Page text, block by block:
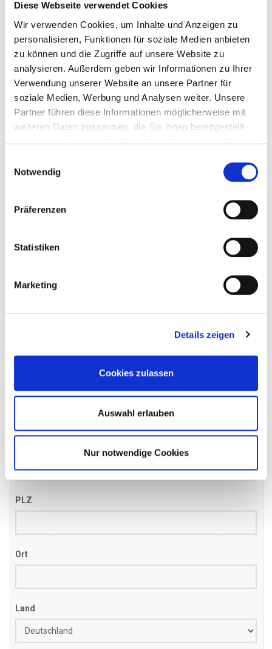
Diese Webseite verwendet Cookies
Wir verwenden Cookies, um Inhalte und Anzeigen zu
personalisieren, Funktionen für soziale Medien anbieten
zu können und die Zugriffe auf unsere Website zu
analysieren. Außerdem geben wir Informationen zu Ihrer
Verwendung unserer Website an unsere Partner für
soziale Medien, Werbung und Analysen weiter. Unsere
Partner führen diese Informationen möglicherweise mit
weiteren Daten zusammen, die Sie ihnen bereitgestellt
Notwendig
Präferenzen
Statistiken
Marketing
Details zeigen
Cookies zulassen
Auswahl erlauben
Nur notwendige Cookies
Bitte bieten Sie mir Flüge an
Persönliche Daten
Anrede
Name*
Telefon*
PLZ
Ort
Land